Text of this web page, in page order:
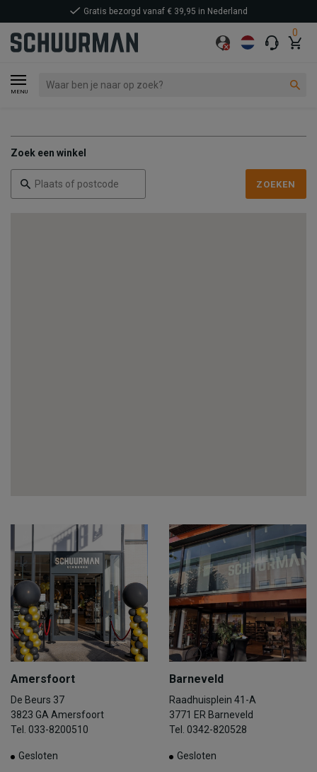
0
MENU
Gratis bezorgd vanaf € 39,95 in Nederland
Zoek een winkel
Amersfoort
De Beurs 37
3823 GA Amersfoort
Tel. 033-8200510
Gesloten
Barneveld
Raadhuisplein 41-A
3771 ER Barneveld
Tel. 0342-820528
Gesloten